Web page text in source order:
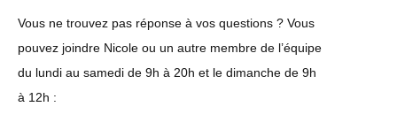
Vous ne trouvez pas réponse à vos questions ? Vous
pouvez joindre Nicole ou un autre membre de l’équipe
du lundi au samedi de 9h à 20h et le dimanche de 9h
à 12h :